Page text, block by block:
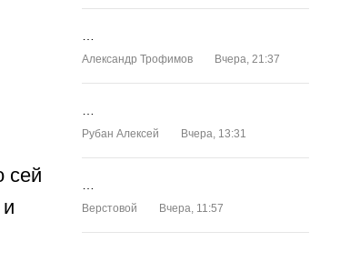
сей
Александр Трофимов Вчера, 21:37
Рубан Алексей Вчера, 13:31
Верстовой Вчера, 11:57